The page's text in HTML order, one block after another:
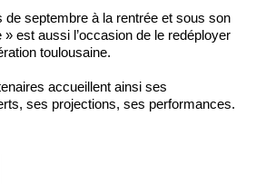
de septembre à la rentrée et sous son
est aussi l’occasion de le redéployer
toulousaine.
accueillent ainsi ses
ses projections, ses performances.
rassemble 136 artistes
douzaine de commissaires
la ville » quatre semaines durant.